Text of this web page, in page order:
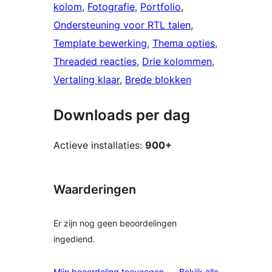
kolom, Fotografie, Portfolio
Ondersteuning voor RTL talen
Template bewerking, Thema opties
Threaded reacties, Drie kolommen
Vertaling klaar, Brede blokken
Downloads per dag
Actieve installaties: 900+
Waarderingen
Er zijn nog geen beoordelingen
ingediend.